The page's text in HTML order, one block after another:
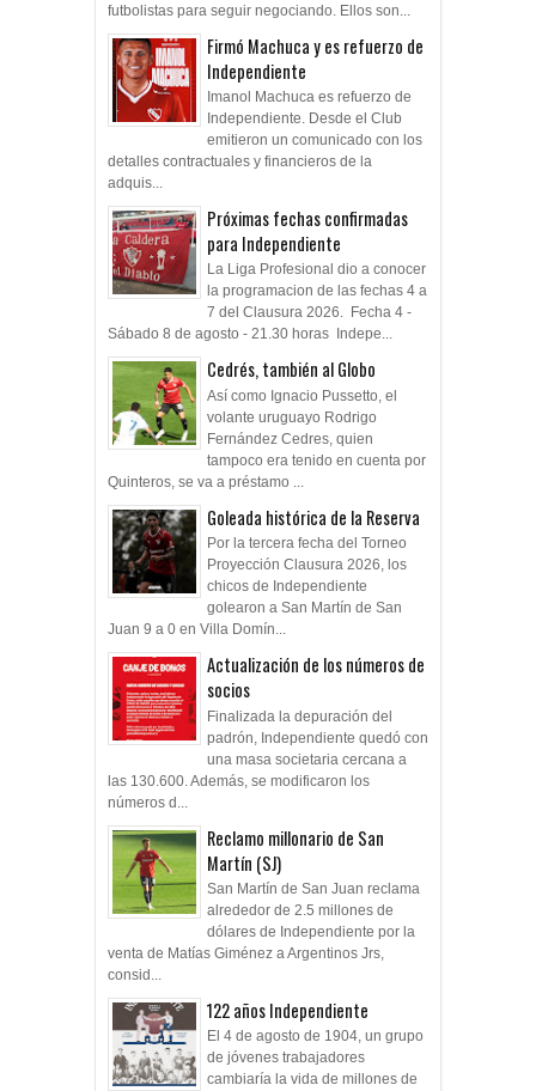
futbolistas para seguir negociando. Ellos son...
Firmó Machuca y es refuerzo de
Independiente
Imanol Machuca es refuerzo de
Independiente. Desde el Club
emitieron un comunicado con los
detalles contractuales y financieros de la
adquis...
Próximas fechas confirmadas
para Independiente
La Liga Profesional dio a conocer
la programacion de las fechas 4 a
7 del Clausura 2026. Fecha 4 -
Sábado 8 de agosto - 21.30 horas Indepe...
Cedrés, también al Globo
Así como Ignacio Pussetto, el
volante uruguayo Rodrigo
Fernández Cedres, quien
tampoco era tenido en cuenta por
Quinteros, se va a préstamo ...
Goleada histórica de la Reserva
Por la tercera fecha del Torneo
Proyección Clausura 2026, los
chicos de Independiente
golearon a San Martín de San
Juan 9 a 0 en Villa Domín...
Actualización de los números de
socios
Finalizada la depuración del
padrón, Independiente quedó con
una masa societaria cercana a
las 130.600. Además, se modificaron los
números d...
Reclamo millonario de San
Martín (SJ)
San Martín de San Juan reclama
alrededor de 2.5 millones de
dólares de Independiente por la
venta de Matías Giménez a Argentinos Jrs,
consid...
122 años Independiente
El 4 de agosto de 1904, un grupo
de jóvenes trabajadores
cambiaría la vida de millones de